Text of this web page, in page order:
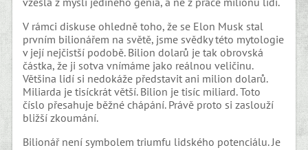
V rámci diskuse ohledně toho, že se Elon Musk stal
prvním bilionářem na světě, jsme svědky této mytologie
v její nejčistší podobě. Bilion dolarů je tak obrovská
částka, že ji sotva vnímáme jako reálnou veličinu.
Většina lidí si nedokáže představit ani milion dolarů.
Miliarda je tisíckrát větší. Bilion je tisíc miliard. Toto
číslo přesahuje běžné chápání. Právě proto si zaslouží
bližší zkoumání.
Bilionář není symbolem triumfu lidského potenciálu. Je